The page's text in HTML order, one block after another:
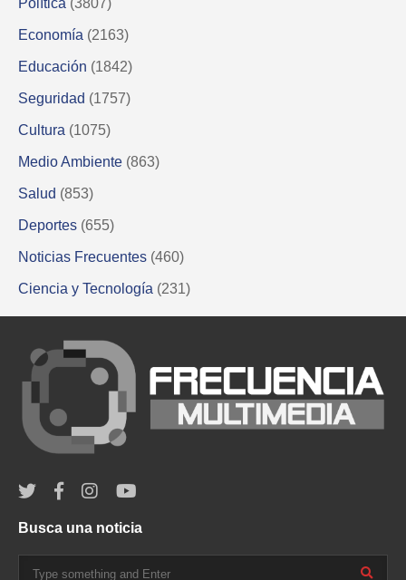
Economía (2163)
Educación (1842)
Seguridad (1757)
Cultura (1075)
Medio Ambiente (863)
Salud (853)
Deportes (655)
Noticias Frecuentes (460)
Ciencia y Tecnología (231)
Busca una noticia